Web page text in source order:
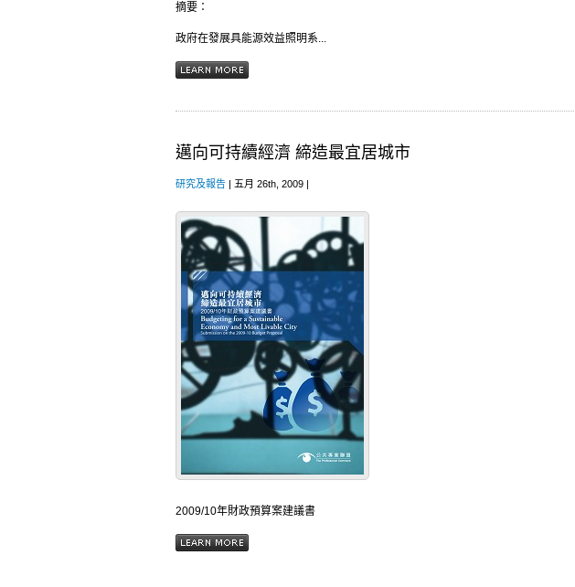
摘要：
政府在發展具能源效益照明系...
邁向可持續經濟 締造最宜居城市
研究及報告 | 五月 26th, 2009 |
2009/10年財政預算案建議書